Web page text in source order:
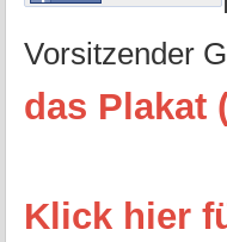
Vorsitzender
das Plakat
Klick hier